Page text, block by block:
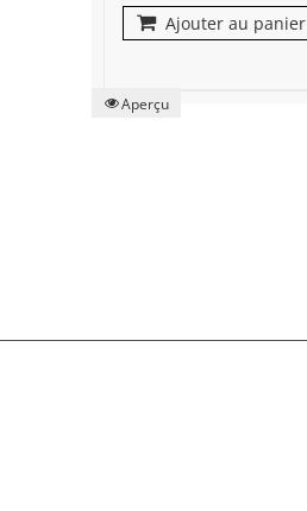
Ajouter au panier
Aperçu